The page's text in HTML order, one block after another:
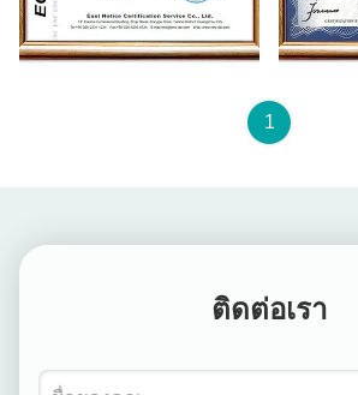
1
ติดต่อเรา